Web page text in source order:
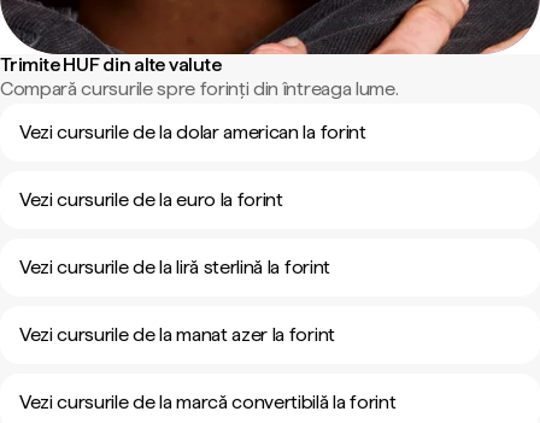
Trimite HUF din alte valute
Compară cursurile spre forinți din întreaga lume.
Vezi cursurile de la dolar american la forint
Vezi cursurile de la euro la forint
Vezi cursurile de la liră sterlină la forint
Vezi cursurile de la manat azer la forint
Vezi cursurile de la marcă convertibilă la forint